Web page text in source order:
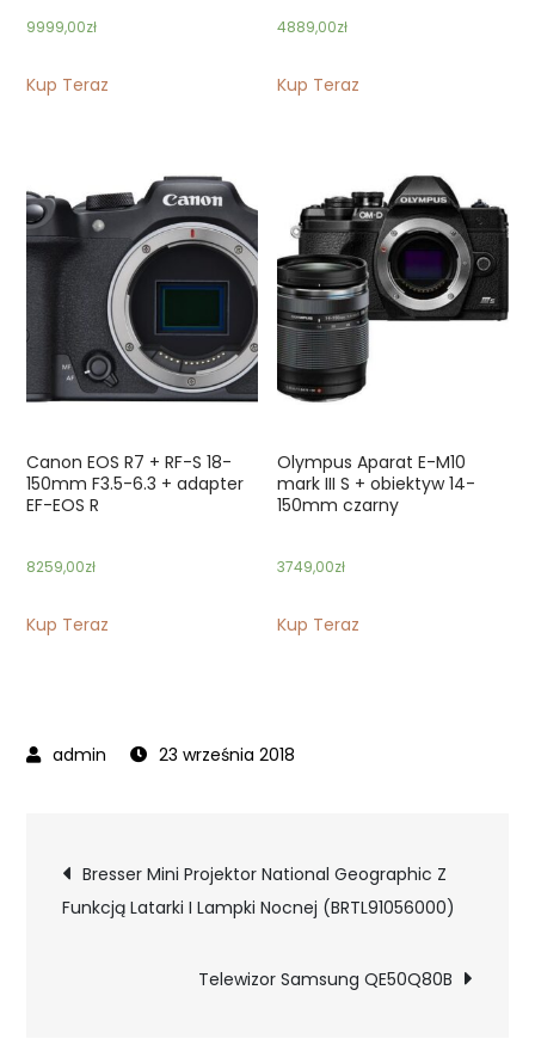
9999,00zł
Kup Teraz
4889,00zł
Kup Teraz
Canon EOS R7 + RF-S 18-
150mm F3.5-6.3 + adapter
EF-EOS R
8259,00zł
Kup Teraz
Olympus Aparat E-M10
mark III S + obiektyw 14-
150mm czarny
3749,00zł
Kup Teraz
23 września 2018
Nawigacja
wpisu
Bresser Mini Projektor National Geographic Z
Funkcją Latarki I Lampki Nocnej (BRTL91056000)
Telewizor Samsung QE50Q80B